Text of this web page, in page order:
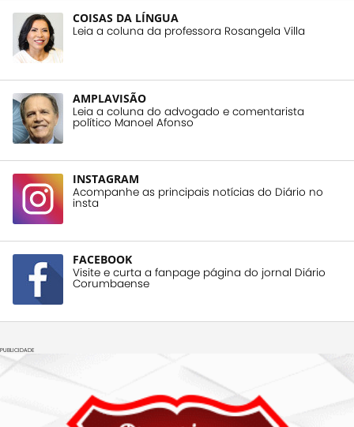
COISAS DA LÍNGUA
Leia a coluna da professora Rosangela Villa
AMPLAVISÃO
Leia a coluna do advogado e comentarista
político Manoel Afonso
INSTAGRAM
Acompanhe as principais notícias do Diário no
insta
FACEBOOK
Visite e curta a fanpage página do jornal Diário
Corumbaense
PUBLICIDADE